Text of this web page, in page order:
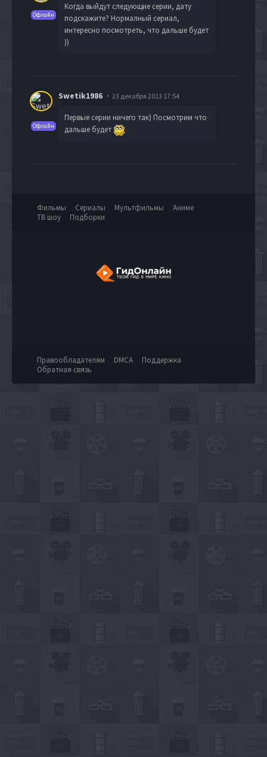
Офлайн
Когда выйдут следующие серии, дату
подскажите? Нормалный сериал,
интересно посмотреть, что дальше будет
))
Офлайн
Swetik1986 23 декабря 2013 17:54
Первые серии ничего так) Посмотрим что
дальше будет
Фильмы Сериалы Мультфильмы
Аниме
ТВ шоу
Подборки
Правообладателям DMCA
Поддержка
Обратная связь